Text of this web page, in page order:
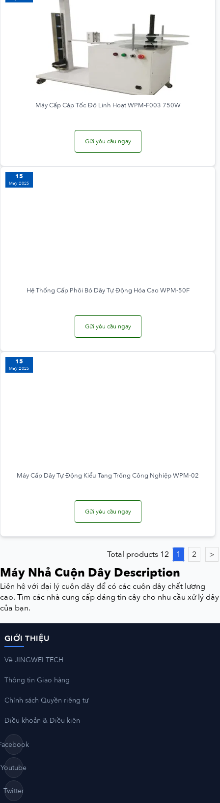
Máy Cấp Cáp Tốc Độ Linh Hoạt WPM-F003 750W
Gửi yêu cầu ngay
15
May 2025
Hệ Thống Cấp Phôi Bó Dây Tự Động Hóa Cao WPM-50F
Gửi yêu cầu ngay
15
May 2025
Máy Cấp Dây Tự Động Kiểu Tang Trống Công Nghiệp WPM-02
Gửi yêu cầu ngay
Total products 12 1 2 >
Máy Nhả Cuộn Dây Description
Liên hệ với đại lý cuộn dây để có các cuộn dây chất lượng
cao. Tìm các nhà cung cấp đáng tin cậy cho nhu cầu xử lý dây
của bạn.
GIỚI THIỆU
Về JINGWEI TECH
Thông tin Giao hàng
Chính sách Quyền riêng tư
Điều khoản & Điều kiện
Youtube
Twitter